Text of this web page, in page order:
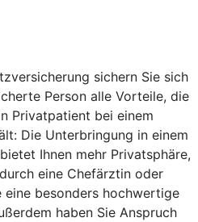
sichern Sie sich
Person alle Vorteile, die
Privatpatient bei einem
Die Unterbringung in einem
Ihnen mehr Privatsphäre,
eine Chefärztin oder
eine besonders hochwertige
haben Sie Anspruch